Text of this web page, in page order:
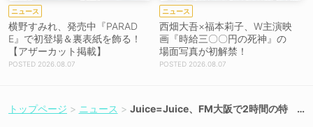
ニュース
横野すみれ、発売中『PARAD
E』で初登場＆裏表紙を飾る！
【アザーカット掲載】
2026.08.07
ニュース
西畑大吾×福本莉子、W主演映
画『時給三〇〇円の死神』の
場面写真が初解禁！
2026.08.07
トップページ ニュース
Juice=Juice、FM大阪で2時間の特